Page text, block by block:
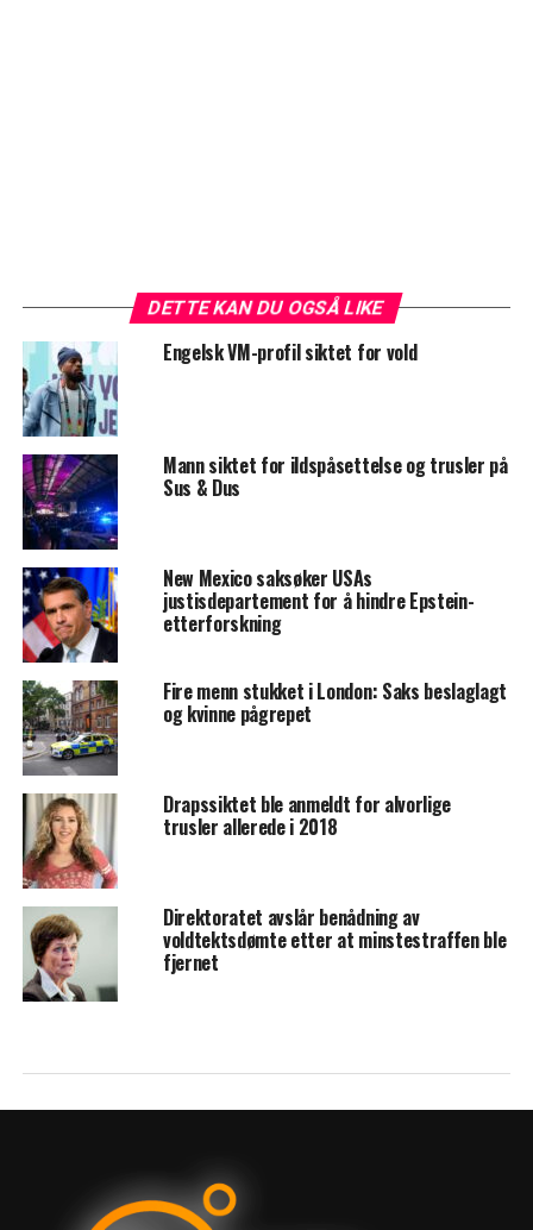
DETTE KAN DU OGSÅ LIKE
Engelsk VM-profil siktet for vold
Mann siktet for ildspåsettelse og trusler på
Sus & Dus
New Mexico saksøker USAs
justisdepartement for å hindre Epstein-
etterforskning
Fire menn stukket i London: Saks beslaglagt
og kvinne pågrepet
Drapssiktet ble anmeldt for alvorlige
trusler allerede i 2018
Direktoratet avslår benådning av
voldtektsdømte etter at minstestraffen ble
fjernet